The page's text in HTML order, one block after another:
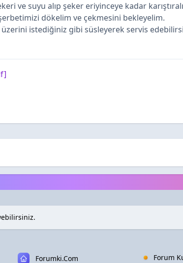
ve suyu alıp şeker eriyinceye kadar
şerbetimizi dökelim ve çekmesini bekleyelim.
üzerini istediğiniz gibi süsleyerek servis
Forumki.Com
Forum